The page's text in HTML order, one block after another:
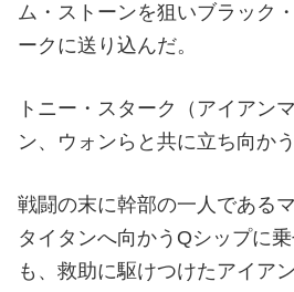
ム・ストーンを狙いブラック
ークに送り込んだ。
トニー・スターク（アイアン
ン、ウォンらと共に立ち向かう
戦闘の末に幹部の一人である
タイタンへ向かうQシップに
も、救助に駆けつけたアイア